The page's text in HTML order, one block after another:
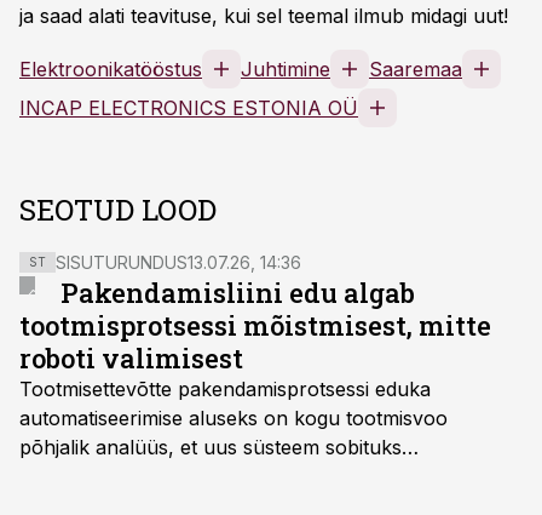
ja saad alati teavituse, kui sel teemal ilmub midagi uut!
Elektroonikatööstus Juhtimine
Saaremaa
INCAP ELECTRONICS ESTONIA OÜ
SEOTUD LOOD
ST SISUTURUNDUS13.07.26, 14:36
Pakendamisliini edu algab
tootmisprotsessi mõistmisest, mitte
roboti valimisest
Tootmisettevõtte pakendamisprotsessi eduka
automatiseerimise aluseks on kogu tootmisvoo
põhjalik analüüs, et uus süsteem sobituks